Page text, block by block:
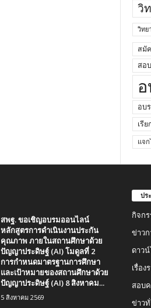
วิ
วิทย
สมั
สอ
อบ
เรี
แจก
สพฐ. ขอเชิญอบรมออนไลน์
หลักสูตรการดำเนินงานประกัน
คุณภาพ ภายในสถานศึกษาด้วย
ปัญญาประดิษฐ์ (AI) โมดูลที่ 2
การกำหนดมาตรฐานการศึกษา
และเป้าหมายของสถานศึกษาด้วย
ปัญญาประดิษฐ์ (AI) 8 สิงหาคม...
5 สิงหาคม 2569
ปร
กิจก
ข่าว
ดาว
เรื่อง
สอบ
ข่าว